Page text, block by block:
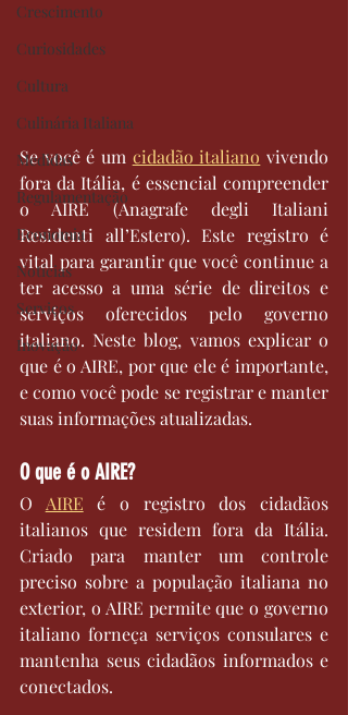
Crescimento
Curiosidades
Cultura
Culinária Italiana
Medidas
Regulamentação
Economia
Notícias
Serviços
Inovação
Se você é um cidadão italiano vivendo
fora da Itália, é essencial compreender
o AIRE (Anagrafe degli Italiani
Residenti all’Estero). Este registro é
vital para garantir que você continue a
ter acesso a uma série de direitos e
serviços oferecidos pelo governo
italiano. Neste blog, vamos explicar o
que é o AIRE, por que ele é importante,
e como você pode se registrar e manter
suas informações atualizadas.
O que é o AIRE?
O AIRE é o registro dos cidadãos
italianos que residem fora da Itália.
Criado para manter um controle
preciso sobre a população italiana no
exterior, o AIRE permite que o governo
italiano forneça serviços consulares e
mantenha seus cidadãos informados e
conectados.